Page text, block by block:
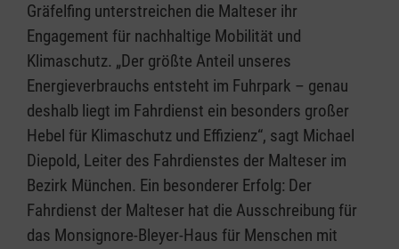
Gräfelfing unterstreichen die Malteser ihr
Engagement für nachhaltige Mobilität und
Klimaschutz. „Der größte Anteil unseres
Energieverbrauchs entsteht im Fuhrpark – genau
deshalb liegt im Fahrdienst ein besonders großer
Hebel für Klimaschutz und Effizienz“, sagt Michael
Diepold, Leiter des Fahrdienstes der Malteser im
Bezirk München. Ein besonderer Erfolg: Der
Fahrdienst der Malteser hat die Ausschreibung für
das Monsignore-Bleyer-Haus für Menschen mit